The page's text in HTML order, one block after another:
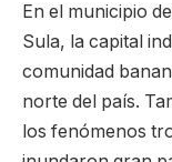
En el municipio
Sula, la capital
comunidad
norte del país.
los fenómenos